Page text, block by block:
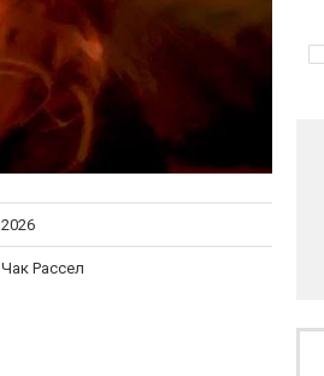
2026
Чак Рассел